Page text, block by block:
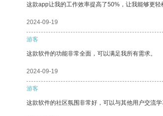
这款app让我的工作效率提高了50%，让我能够更
2024-09-19
游客
这款软件的功能非常全面，可以满足我所有需求。
2024-09-19
游客
这款软件的社区氛围非常好，可以与其他用户交流学